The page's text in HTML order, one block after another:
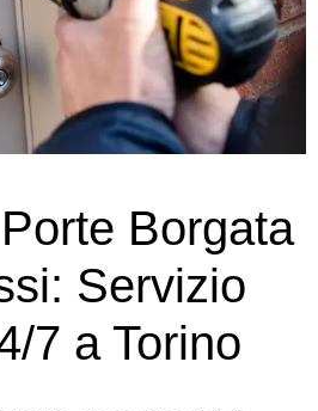
Borgata
Servizio
7 a Torino